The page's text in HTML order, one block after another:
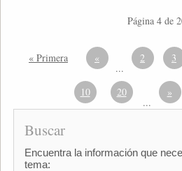
Página 4 de
« Primera «
...
2 3
10
20
...
»
Buscar
Encuentra la información que
tema: